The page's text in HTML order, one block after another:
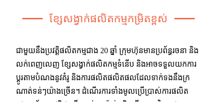
ខ្សែសង្វាក់ផលិតកម្មកម្រិតខ្ពស់
ជាមួយនឹងប្រវត្តិផលិតកម្មជាង 20 ឆ្នាំ ក្រុមហ៊ុនមានប្រព័ន្ធរចនា និង
លក់ពេញលេញ ខ្សែសង្វាក់ផលិតកម្មទំនើប និងអាចទទួលយកការ
ប្ដូរតាមបំណងនូវគំរូ និងការផលិតផលិតផលដែលទាក់ទងនឹងក្រ
ណាត់ទន់ៗយ៉ាងច្រើន។ ដំណើរការទាំងមូលប្រើប្រាស់ការផលិត